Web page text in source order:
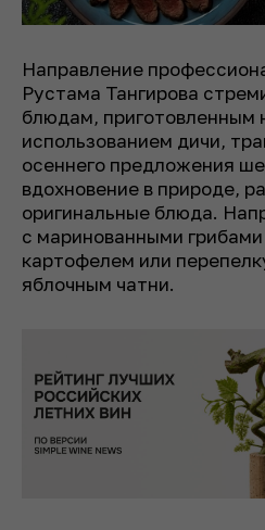
Направление
Рустама Тангирова
блюдам, приготовленным
использованием дичи,
осеннего предложения
вдохновение в природе,
оригинальные блюда.
с маринованными
картофелем или
яблочным чатни.